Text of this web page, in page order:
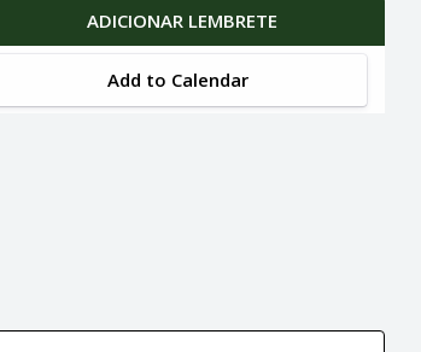
ADICIONAR LEMBRETE
Add to Calendar